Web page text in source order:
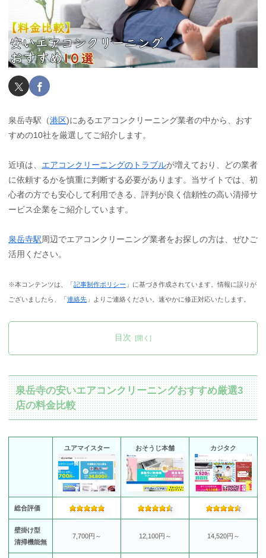
泉岳寺駅（港区)にあるエアコンクリーニング業者の中から、おす
すめの10社を厳選してご紹介します。
近頃は、 エアコンクリーニングのトラブルが増えており、どの業者
に依頼するかを慎重に判断する必要があります。当サイトでは、初
心者の方でも安心して利用できる、評判が良く信頼性の高い清掃サ
ービス企業をご紹介しています。
泉岳寺駅 周辺でエアコンクリーニング業者をお探しの方は、ぜひご
活用ください。
※本コンテンツは、「記事制作ポリシー 」に基づき作成されています。情報に誤りが
ございましたら、「連絡先 」よりご連絡ください。速やかに修正対応いたします。
目次
泉岳寺の安いエアコンクリーニングおすすめ厳選3
店の料金比較
ユアマイスター おそうじ本舗 カジタク
総合評価
壁掛け型
清掃機能無
7,700円～ 12,100円～ 14,520円～